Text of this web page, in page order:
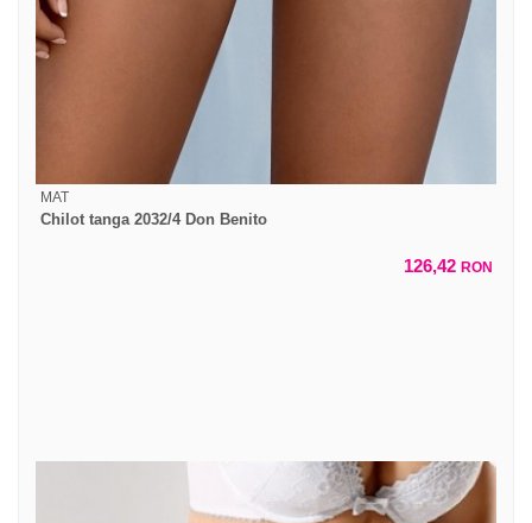
MAT
Chilot tanga 2032/4 Don Benito
126,42 RON